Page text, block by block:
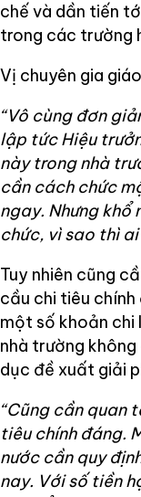
chế và dần tiến
trong các trường
Vị chuyên gia
“Vô cùng đơn
lập tức Hiệu
này trong nhà
cần cách chức
ngay. Nhưng
chức, vì sao thì ai
Tuy nhiên cũng
cầu chi tiêu
một số khoản chi
nhà trường
dục đề xuất giải
“Cũng cần quan
tiêu chính đáng.
nước cần quy
nay. Với số tiền